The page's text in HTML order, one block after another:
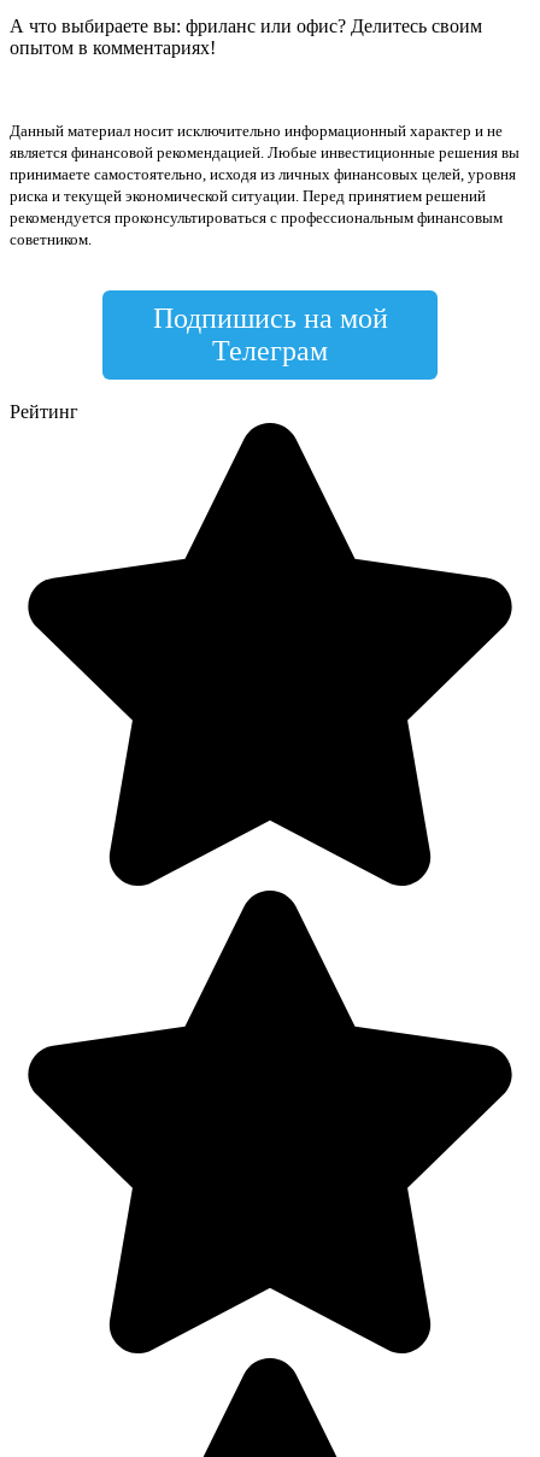
А что выбираете вы: фриланс или офис? Делитесь своим
опытом в комментариях!
Данный материал носит исключительно информационный характер и не
является финансовой рекомендацией. Любые инвестиционные решения вы
принимаете самостоятельно, исходя из личных финансовых целей, уровня
риска и текущей экономической ситуации. Перед принятием решений
рекомендуется проконсультироваться с профессиональным финансовым
советником.
Подпишись на мой
Телеграм
Рейтинг